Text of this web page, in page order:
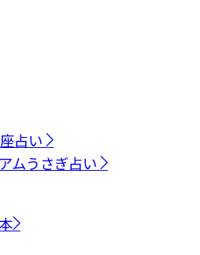
占い
ムうさぎ占い